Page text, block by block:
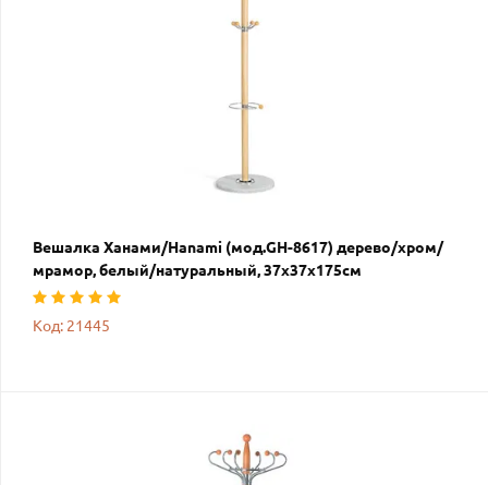
Вешалка Ханами/Hanami (мод.GH-8617) дерево/хром/
мрамор, белый/натуральный, 37х37х175см
Код: 21445